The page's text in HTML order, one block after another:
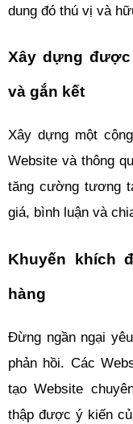
dung đó thú vị và
Xây dựng
và gắn kết
Xây dựng một
Website và thông
tăng cường tương
giá, bình luận và
Khuyến khích
hàng
Đừng ngần ngại
phản hồi. Các
tạo Website
thập được ý kiến